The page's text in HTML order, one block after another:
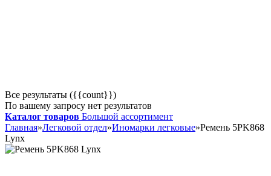
Все результаты ({{count}})
По вашему запросу нет результатов
Каталог товаров Большой ассортимент
Главная»Легковой отдел»Иномарки легковые»Ремень 5PK868
Lynx